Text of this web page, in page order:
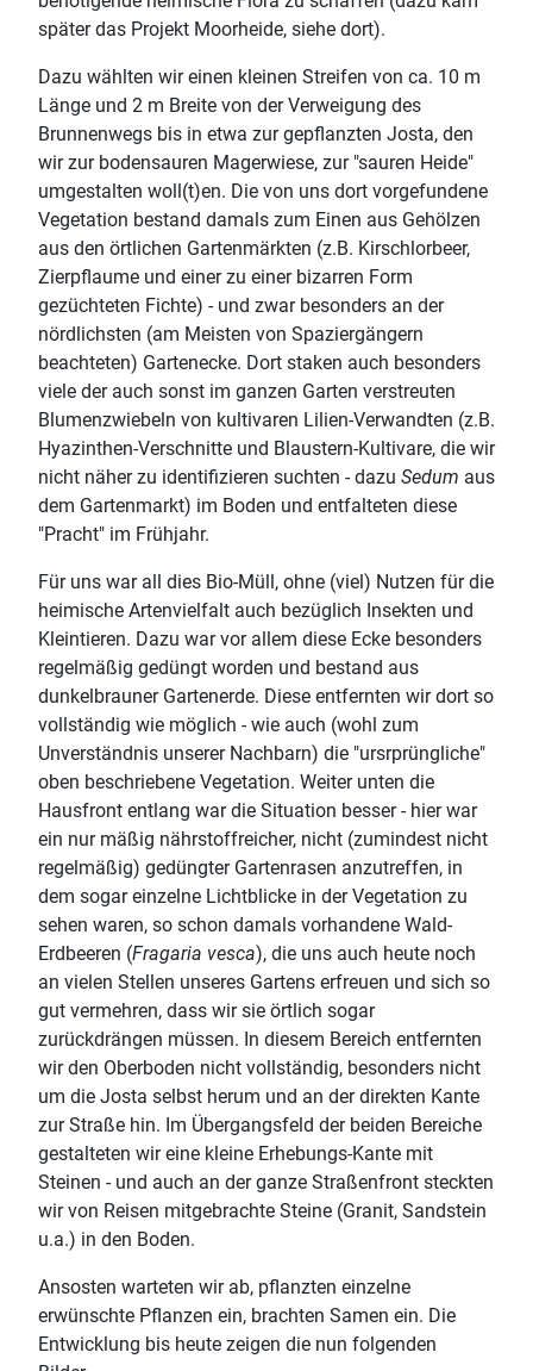
später das Projekt Moorheide, siehe dort).
Dazu wählten wir einen kleinen Streifen von ca. 10 m
Länge und 2 m Breite von der Verweigung des
Brunnenwegs bis in etwa zur gepflanzten Josta, den
wir zur bodensauren Magerwiese, zur "sauren Heide"
umgestalten woll(t)en. Die von uns dort vorgefundene
Vegetation bestand damals zum Einen aus Gehölzen
aus den örtlichen Gartenmärkten (z.B. Kirschlorbeer,
Zierpflaume und einer zu einer bizarren Form
gezüchteten Fichte) - und zwar besonders an der
nördlichsten (am Meisten von Spaziergängern
beachteten) Gartenecke. Dort staken auch besonders
viele der auch sonst im ganzen Garten verstreuten
Blumenzwiebeln von kultivaren Lilien-Verwandten (z.B.
Hyazinthen-Verschnitte und Blaustern-Kultivare, die wir
nicht näher zu identifizieren suchten - dazu Sedum aus
dem Gartenmarkt) im Boden und entfalteten diese
"Pracht" im Frühjahr.
Für uns war all dies Bio-Müll, ohne (viel) Nutzen für die
heimische Artenvielfalt auch bezüglich Insekten und
Kleintieren. Dazu war vor allem diese Ecke besonders
regelmäßig gedüngt worden und bestand aus
dunkelbrauner Gartenerde. Diese entfernten wir dort so
vollständig wie möglich - wie auch (wohl zum
Unverständnis unserer Nachbarn) die "ursrprüngliche"
oben beschriebene Vegetation. Weiter unten die
Hausfront entlang war die Situation besser - hier war
ein nur mäßig nährstoffreicher, nicht (zumindest nicht
regelmäßig) gedüngter Gartenrasen anzutreffen, in
dem sogar einzelne Lichtblicke in der Vegetation zu
sehen waren, so schon damals vorhandene Wald-
Erdbeeren (Fragaria vesca), die uns auch heute noch
an vielen Stellen unseres Gartens erfreuen und sich so
gut vermehren, dass wir sie örtlich sogar
zurückdrängen müssen. In diesem Bereich entfernten
wir den Oberboden nicht vollständig, besonders nicht
um die Josta selbst herum und an der direkten Kante
zur Straße hin. Im Übergangsfeld der beiden Bereiche
gestalteten wir eine kleine Erhebungs-Kante mit
Steinen - und auch an der ganze Straßenfront steckten
wir von Reisen mitgebrachte Steine (Granit, Sandstein
u.a.) in den Boden.
Ansosten warteten wir ab, pflanzten einzelne
erwünschte Pflanzen ein, brachten Samen ein. Die
Entwicklung bis heute zeigen die nun folgenden